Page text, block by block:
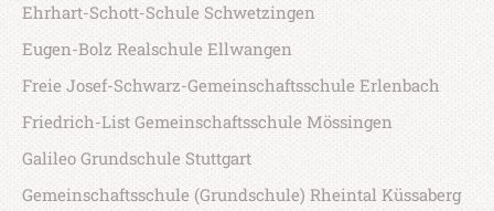
Ehrhart-Schott-Schule Schwetzingen
Eugen-Bolz Realschule Ellwangen
Freie Josef-Schwarz-Gemeinschaftsschule Erlenbach
Friedrich-List Gemeinschaftsschule Mössingen
Galileo Grundschule Stuttgart
Gemeinschaftsschule (Grundschule) Rheintal Küssaberg